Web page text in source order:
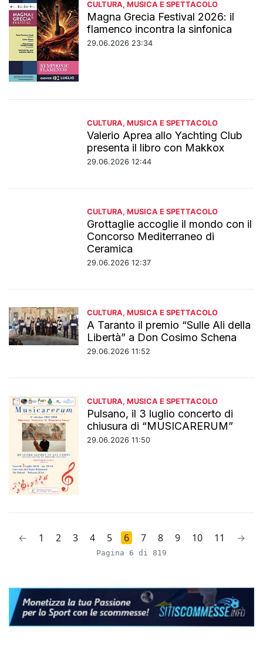
CULTURA, MUSICA E SPETTACOLO
Magna Grecia Festival 2026: il
flamenco incontra la sinfonica
29.06.2026 23:34
CULTURA, MUSICA E SPETTACOLO
Valerio Aprea allo Yachting Club
presenta il libro con Makkox
29.06.2026 12:44
CULTURA, MUSICA E SPETTACOLO
Grottaglie accoglie il mondo con il
Concorso Mediterraneo di
Ceramica
29.06.2026 12:37
CULTURA, MUSICA E SPETTACOLO
A Taranto il premio “Sulle Ali della
Libertà” a Don Cosimo Schena
29.06.2026 11:52
CULTURA, MUSICA E SPETTACOLO
Pulsano, il 3 luglio concerto di
chiusura di “MUSICARERUM”
29.06.2026 11:50
← 1 2 3 4 5 6 7 8 9 10 11 →
Pagina 6 di 819